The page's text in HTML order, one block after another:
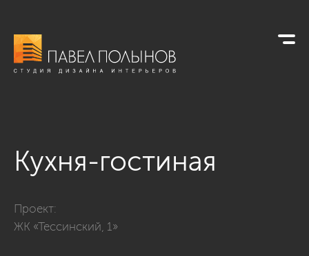
Кухня-гостиная
Проект:
ЖК «Тессинский, 1»